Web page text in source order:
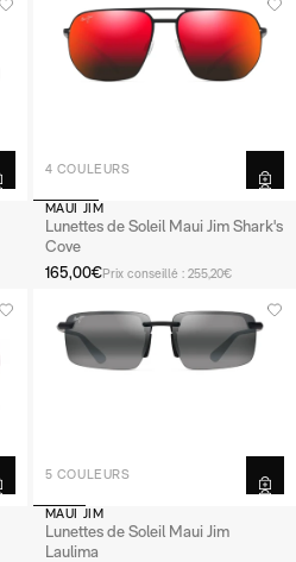
4 COULEURS
MAUI JIM
Lunettes de Soleil Maui Jim Shark's
Cove
165,00€Prix conseillé : 255,20€
5 COULEURS
MAUI JIM
Lunettes de Soleil Maui Jim
Laulima